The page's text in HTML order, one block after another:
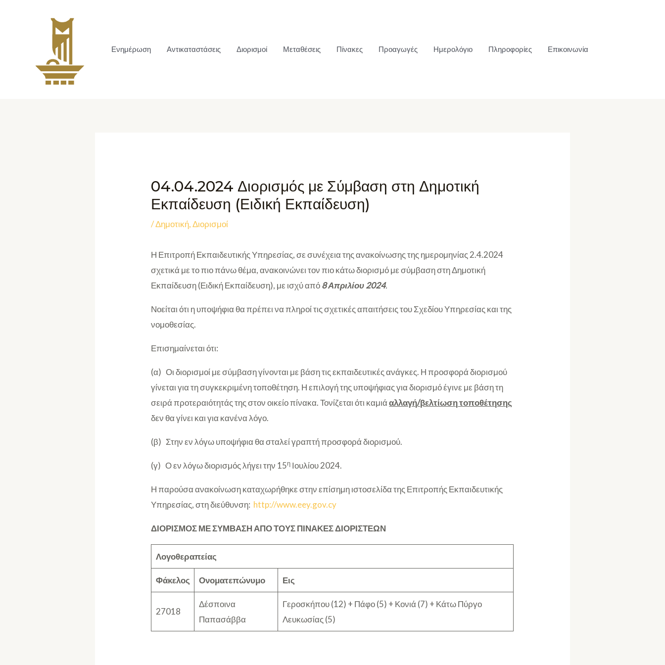
Ενημέρωση Αντικαταστάσεις Διορισμοί Μεταθέσεις Πίνακες Προαγωγές Ημερολόγιο Πληροφορίες Επικοινωνία
04.04.2024 Διορισμός με Σύμβαση στη Δημοτική
Εκπαίδευση (Ειδική Εκπαίδευση)
/Δημοτική,Διορισμοί
Η Επιτροπή Εκπαιδευτικής Υπηρεσίας, σε συνέχεια της ανακοίνωσης της ημερομηνίας 2.4.2024
σχετικά με το πιο πάνω θέμα, ανακοινώνει τον πιο κάτω διορισμό με σύμβαση στη Δημοτική
Εκπαίδευση (Ειδική Εκπαίδευση), με ισχύ από8 Απριλίου 2024.
Νοείται ότι η υποψήφια θα πρέπει να πληροί τις σχετικές απαιτήσεις του Σχεδίου Υπηρεσίας και της
νομοθεσίας.
Επισημαίνεται ότι:
(α) Οι διορισμοί με σύμβαση γίνονται με βάση τις εκπαιδευτικές ανάγκες. Η προσφορά διορισμού
γίνεται για τη συγκεκριμένη τοποθέτηση. Η επιλογή της υποψήφιας για διορισμό έγινε με βάση τη
σειρά προτεραιότητάς της στον οικείο πίνακα. Τονίζεται ότι καμιάαλλαγή/βελτίωσητοποθέτησης
δεν θα γίνει και για κανένα λόγο.
(β) Στην εν λόγω υποψήφια θα σταλεί γραπτή προσφορά διορισμού.
(γ) Ο εν λόγω διορισμός λήγει την 15η Ιουλίου 2024.
Η παρούσα ανακοίνωση καταχωρήθηκε στην επίσημη ιστοσελίδα της Επιτροπής Εκπαιδευτικής
Υπηρεσίας, στη διεύθυνση: http://www.eey.gov.cy
ΔΙΟΡΙΣΜΟΣ ΜΕ ΣΥΜΒΑΣΗ ΑΠΟ ΤΟΥΣ ΠΙΝΑΚΕΣ ΔΙΟΡΙΣΤΕΩΝ
Λογοθεραπείας
Φάκελος Ονοματεπώνυμο Εις
27018
Δέσποινα
Παπασάββα
Γεροσκήπου (12) + Πάφο (5) + Κονιά (7) + Κάτω Πύργο
Λευκωσίας (5)